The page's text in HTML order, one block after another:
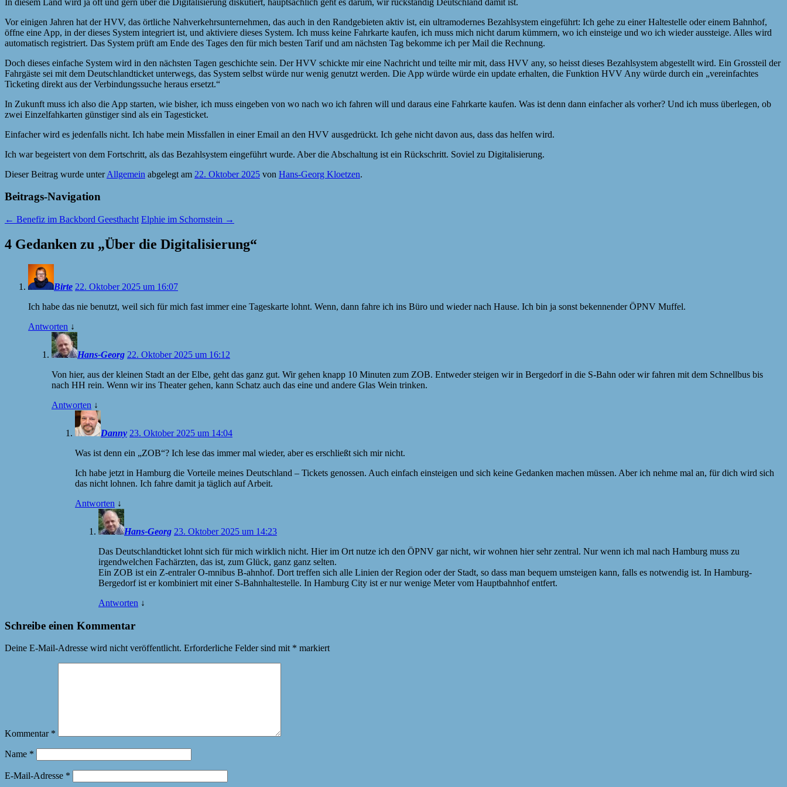
Vor einigen Jahren hat der HVV, das örtliche Nahverkehrsunternehmen, das auch in den Randgebieten aktiv ist, ein ultramodernes Bezahlsystem eingeführt: Ich gehe zu einer Haltestelle oder einem Bahnhof,
öffne eine App, in der dieses System integriert ist, und aktiviere dieses System. Ich muss keine Fahrkarte kaufen, ich muss mich nicht darum kümmern, wo ich einsteige und wo ich wieder aussteige. Alles wird
automatisch registriert. Das System prüft am Ende des Tages den für mich besten Tarif und am nächsten Tag bekomme ich per Mail die Rechnung.
Doch dieses einfache System wird in den nächsten Tagen geschichte sein. Der HVV schickte mir eine Nachricht und teilte mir mit, dass HVV any, so heisst dieses Bezahlsystem abgestellt wird. Ein Grossteil der
Fahrgäste sei mit dem Deutschlandticket unterwegs, das System selbst würde nur wenig genutzt werden. Die App würde würde ein update erhalten, die Funktion HVV Any würde durch ein „vereinfachtes
Ticketing direkt aus der Verbindungssuche heraus ersetzt.“
In Zukunft muss ich also die App starten, wie bisher, ich muss eingeben von wo nach wo ich fahren will und daraus eine Fahrkarte kaufen. Was ist denn dann einfacher als vorher? Und ich muss überlegen, ob
zwei Einzelfahkarten günstiger sind als ein Tagesticket.
Einfacher wird es jedenfalls nicht. Ich habe mein Missfallen in einer Email an den HVV ausgedrückt. Ich gehe nicht davon aus, dass das helfen wird.
Ich war begeistert von dem Fortschritt, als das Bezahlsystem eingeführt wurde. Aber die Abschaltung ist ein Rückschritt. Soviel zu Digitalisierung.
Dieser Beitrag wurde unterAllgemein abgelegt am 22. Oktober 2025 von Hans-Georg Kloetzen.
Beitrags-Navigation
← Benefiz im Backbord Geesthacht Elphie im Schornstein →
4 Gedanken zu „Über die Digitalisierung“
Birte 22. Oktober 2025 um 16:07
Ich habe das nie benutzt, weil sich für mich fast immer eine Tageskarte lohnt. Wenn, dann fahre ich ins Büro und wieder nach Hause. Ich bin ja sonst bekennender ÖPNV Muffel.
Antworten ↓
Hans-Georg 22. Oktober 2025 um 16:12
Von hier, aus der kleinen Stadt an der Elbe, geht das ganz gut. Wir gehen knapp 10 Minuten zum ZOB. Entweder steigen wir in Bergedorf in die S-Bahn oder wir fahren mit dem Schnellbus bis
nach HH rein. Wenn wir ins Theater gehen, kann Schatz auch das eine und andere Glas Wein trinken.
Antworten ↓
Danny 23. Oktober 2025 um 14:04
Was ist denn ein „ZOB“? Ich lese das immer mal wieder, aber es erschließt sich mir nicht.
Ich habe jetzt in Hamburg die Vorteile meines Deutschland – Tickets genossen. Auch einfach einsteigen und sich keine Gedanken machen müssen. Aber ich nehme mal an, für dich wird sich
das nicht lohnen. Ich fahre damit ja täglich auf Arbeit.
Antworten ↓
Hans-Georg 23. Oktober 2025 um 14:23
Das Deutschlandticket lohnt sich für mich wirklich nicht. Hier im Ort nutze ich den ÖPNV gar nicht, wir wohnen hier sehr zentral. Nur wenn ich mal nach Hamburg muss zu
irgendwelchen Fachärzten, das ist, zum Glück, ganz ganz selten.
Ein ZOB ist ein Z-entraler O-mnibus B-ahnhof. Dort treffen sich alle Linien der Region oder der Stadt, so dass man bequem umsteigen kann, falls es notwendig ist. In Hamburg-
Bergedorf ist er kombiniert mit einer S-Bahnhaltestelle. In Hamburg City ist er nur wenige Meter vom Hauptbahnhof entfert.
Antworten ↓
Schreibe einen Kommentar
Deine E-Mail-Adresse wird nicht veröffentlicht. Erforderliche Felder sind mit * markiert
Kommentar *
Name *
E-Mail-Adresse *